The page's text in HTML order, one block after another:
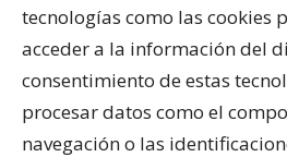
tecnologías como las cookies
acceder a la información del
consentimiento de estas
procesar datos como el
navegación o las
Cortinas de
Cubiertas para
Acristalar Contract –
Horeca